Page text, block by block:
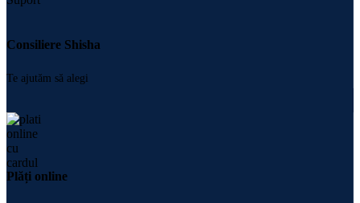
Consiliere Shisha
Te ajutăm să alegi
Plăți online